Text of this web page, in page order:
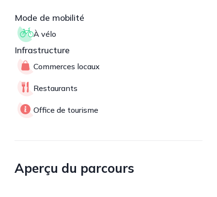
Mode de mobilité
À vélo
Infrastructure
Commerces locaux
Restaurants
Office de tourisme
Aperçu du parcours